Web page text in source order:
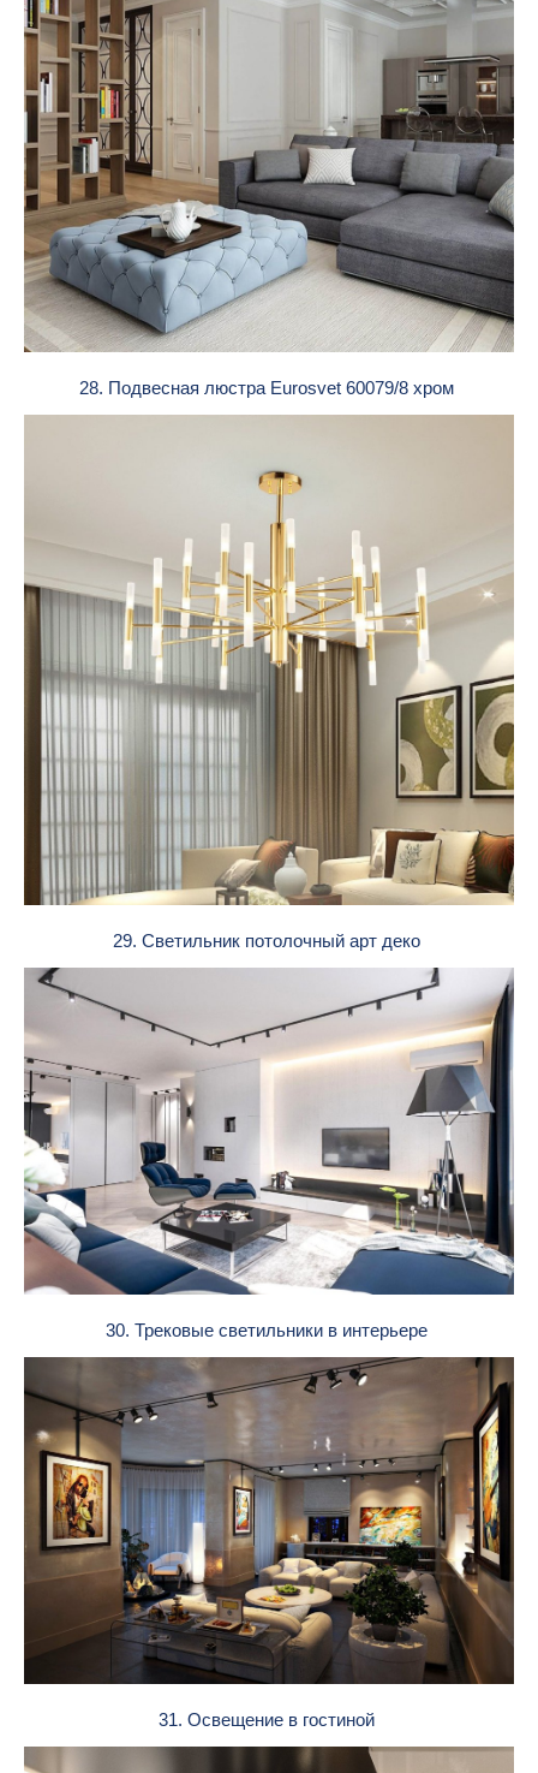
28. Подвесная люстра Eurosvet 60079/8 хром
29. Светильник потолочный арт деко
30. Трековые светильники в интерьере
31. Освещение в гостиной